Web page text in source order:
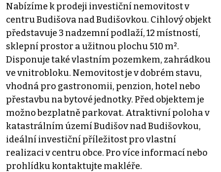
Nabízíme k prodeji investiční nemovitost v
centru Budišova nad Budišovkou. Cihlový objekt
představuje 3 nadzemní podlaží, 12 místností,
sklepní prostor a užitnou plochu 510 m².
Disponuje také vlastním pozemkem, zahrádkou
ve vnitrobloku. Nemovitost je v dobrém stavu,
vhodná pro gastronomii, penzion, hotel nebo
přestavbu na bytové jednotky. Před objektem je
možno bezplatně parkovat. Atraktivní poloha v
katastrálním území Budišov nad Budišovkou,
ideální investiční příležitost pro vlastní
realizaci v centru obce. Pro více informací nebo
prohlídku kontaktujte makléře.